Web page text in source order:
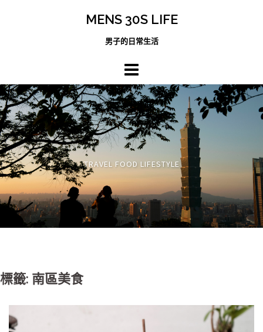
MENS 30S LIFE
男子的日常生活
TRAVEL FOOD LIFESTYLE
標籤: 南區美食